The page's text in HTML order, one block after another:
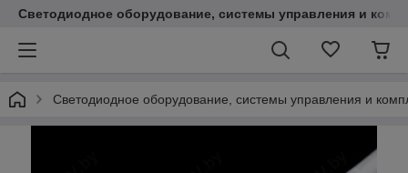
Светодиодное оборудование, системы управления и
Светодиодное оборудование, системы управления и